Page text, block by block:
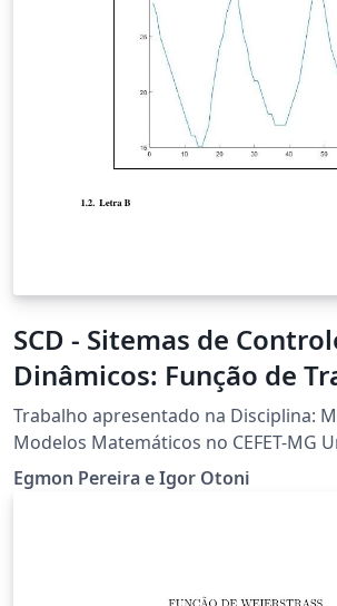
SCD - Sitemas de
Dinâmicos: Função de
Trabalho apresentado na Disciplina:
Modelos Matemáticos no CEFET-MG
Timóteo/MG
Egmon Pereira e Igor Otoni